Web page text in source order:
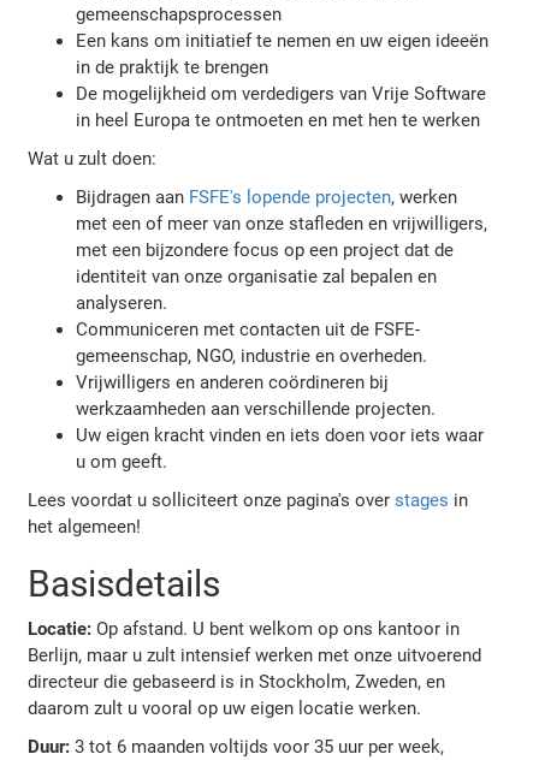
gemeenschapsprocessen
Een kans om initiatief te nemen en uw eigen ideeën
in de praktijk te brengen
De mogelijkheid om verdedigers van Vrije Software
in heel Europa te ontmoeten en met hen te werken
Wat u zult doen:
Bijdragen aan FSFE's lopende projecten, werken
met een of meer van onze stafleden en vrijwilligers,
met een bijzondere focus op een project dat de
identiteit van onze organisatie zal bepalen en
analyseren.
Communiceren met contacten uit de FSFE-
gemeenschap, NGO, industrie en overheden.
Vrijwilligers en anderen coördineren bij
werkzaamheden aan verschillende projecten.
Uw eigen kracht vinden en iets doen voor iets waar
u om geeft.
Lees voordat u solliciteert onze pagina's overstages in
het algemeen!
Basisdetails
Locatie: Op afstand. U bent welkom op ons kantoor in
Berlijn, maar u zult intensief werken met onze uitvoerend
directeur die gebaseerd is in Stockholm, Zweden, en
daarom zult u vooral op uw eigen locatie werken.
Duur: 3 tot 6 maanden voltijds voor 35 uur per week,